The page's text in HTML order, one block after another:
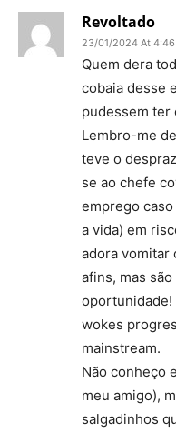
Revoltado
23/01/2024 At 4:46
Quem dera
cobaia desse
pudessem ter
Lembro-me
teve o
se ao chefe
emprego
a vida) em
adora vomitar
afins, mas
oportunidade!
wokes
mainstream.
Não conheço
meu amigo),
salgadinhos